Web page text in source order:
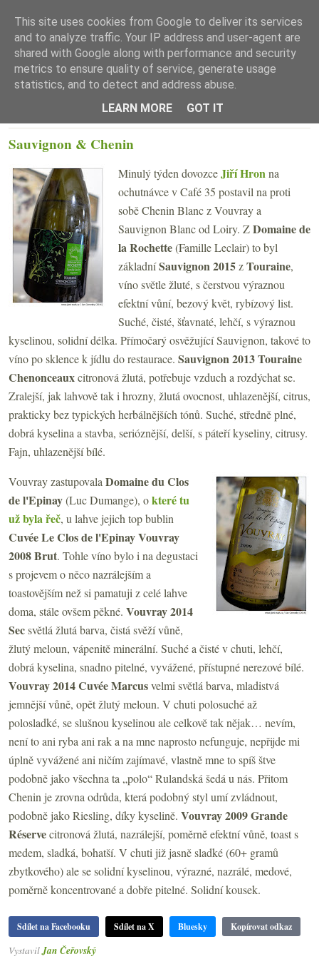
☰ Menu
Sauvignon & Chenin
Minulý týden dovozceJiří Hronna
ochutnávce v Café 35 postavil na proti
sobě Chenin Blanc z Vouvray a
Sauvignon Blanc od Loiry. ZDomaine de
la Rochette(Famille Leclair) to byl
základníSauvignon 2015zTouraine,
víno světle žluté, s čerstvou výraznou
efektní vůní, bezový květ, rybízový list.
Suché, čisté, šťavnaté, lehčí, s výraznou
kyselinou, solidní délka. Přímočarý osvěžující Sauvignon, takové to
víno po sklence k jídlu do restaurace. Sauvignon 2013 Touraine
Chenonceauxcitronová žlutá, potřebuje vzduch a rozdýchat se.
Zralejší, jak lahvově tak i hrozny, žlutá ovocnost, uhlazenější, citrus,
prakticky bez typických herbálnějších tónů. Suché, středně plné,
dobrá kyselina a stavba, serióznější, delší, s páteří kyseliny, citrusy.
Fajn, uhlazenější bílé.
Vouvray zastupovala Domaine du Clos
de l'Epinay(Luc Dumange), okteré tu
už byla řeč, u lahve jejich top bublin
Cuvée Le Clos de l'Epinay Vouvray
2008 Brut. Tohle víno bylo i na degustaci
s projevem o něco nazrálejším a
toastovějším než si pamatuji z celé lahve
doma, stále ovšem pěkné. Vouvray 2014
Secsvětlá žlutá barva, čistá svěží vůně,
žlutý meloun, vápenitě minerální. Suché a čisté v chuti, lehčí,
dobrá kyselina, snadno pitelné, vyvážené, přístupné nerezové bílé.
Vouvray 2014 Cuvée Marcusvelmi světlá barva, mladistvá
jemnější vůně, opět žlutý meloun. V chuti polosuché až
polosladké, se slušnou kyselinou ale celkově tak nějak… nevím,
není to ani ryba ani rak a na mne naprosto nefunguje, nepřijde mi
úplně vyvážené ani ničím zajímavé, vlastně mne to spíš štve
podobně jako všechna ta „polo“ Rulandská šedá u nás. Přitom
Chenin je zrovna odrůda, která podobný styl umí zvládnout,
podobně jako Riesling, díky kyselině. Vouvray 2009 Grande
Réservecitronová žlutá, nazrálejší, poměrně efektní vůně, toast s
medem, sladká, bohatší. V chuti již jasně sladké (60+ gramů
zbytkového) ale se solidní kyselinou, výrazné, nazrálé, medové,
poměrně koncentrované a dobře pitelné. Solidní kousek.
Sdílet na Facebooku Sdílet na X Bluesky Kopírovat odkaz
Vystavil Jan Čeřovský
This site uses cookies from Google to deliver its services
and to analyze traffic. Your IP address and user-agent are
shared with Google along with performance and security
metrics to ensure quality of service, generate usage
statistics, and to detect and address abuse.
LEARN MORE
GOT IT